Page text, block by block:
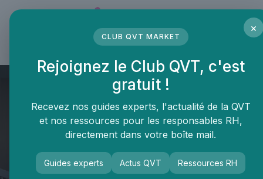
QVT Market Enjeux dans la QVT Formation continue
×
CLUB QVT MARKET
Rejoignez le Club QVT, c'est
gratuit !
Recevez nos guides experts, l'actualité de la QVT
et nos ressources pour les responsables RH,
directement dans votre boîte mail.
Guides experts Actus QVT Ressources RH
Panneau de gestion des cookies